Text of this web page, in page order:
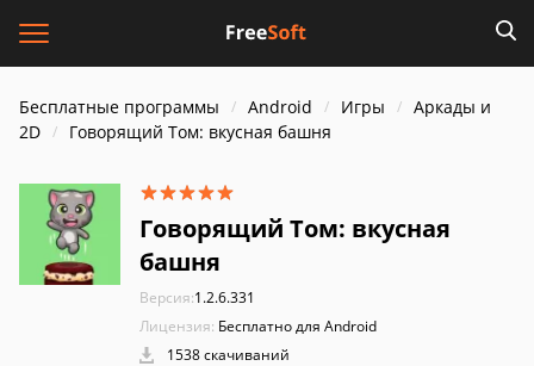
Бесплатные программы Android Игры
Аркады и
2D
Говорящий Том: вкусная башня
Говорящий Том: вкусная
башня
Версия:1.2.6.331
Лицензия: Бесплатно для Android
1538 скачиваний